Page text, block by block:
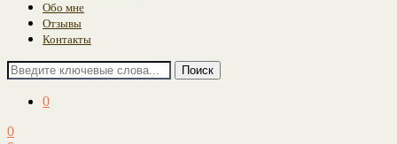
Обо мне
Отзывы
Контакты
Поиск
0
0